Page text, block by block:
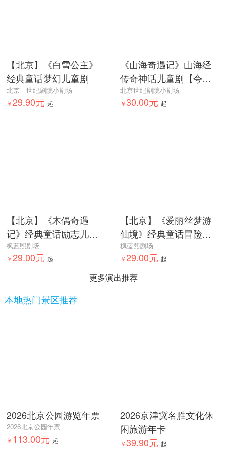
【北京】《白雪公主》
经典童话梦幻儿童剧
北京｜世纪剧院小剧场
￥29.90元 起
《山海奇遇记》山海经
传奇神话儿童剧【夸父
逐日 精卫填海 九尾神
狐】
北京世纪剧院小剧场
￥30.00元 起
【北京】《木偶奇遇
记》经典童话励志儿童
剧
枫蓝熙剧场
￥29.00元 起
【北京】《爱丽丝梦游
仙境》经典童话冒险儿
童剧-枫蓝熙剧场
枫蓝熙剧场
￥29.00元 起
更多演出推荐
本地热门景区推荐
2026北京公园游览年票
2026北京公园年票
￥ 113.00元 起
2026京津冀名胜文化休
闲旅游年卡
￥39.90元 起